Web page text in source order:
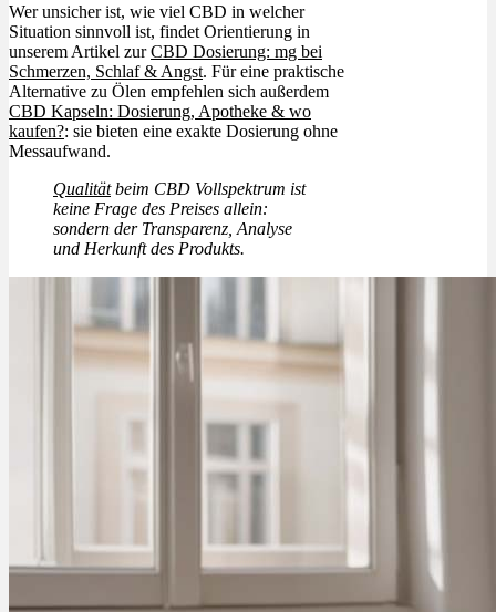
Wer unsicher ist, wie viel CBD in welcher
Situation sinnvoll ist, findet Orientierung in
unserem Artikel zurCBD Dosierung: mg bei
Schmerzen, Schlaf & Angst. Für eine praktische
Alternative zu Ölen empfehlen sich außerdem
CBD Kapseln: Dosierung, Apotheke & wo
kaufen?: sie bieten eine exakte Dosierung ohne
Messaufwand.
Qualitätbeim CBD Vollspektrum ist
keine Frage des Preises allein:
sondern der Transparenz, Analyse
und Herkunft des Produkts.